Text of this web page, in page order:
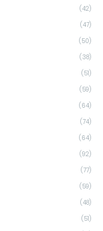
(42)
(47)
(50)
(38)
(51)
(59)
(64)
(74)
(64)
(92)
(77)
(59)
(48)
(51)